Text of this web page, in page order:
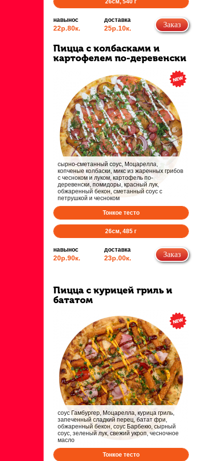
26см,540 г
навынос
22р.80к.
доставка
25р.10к. Заказ
Пицца с колбасками и
картофелем по-деревенски
сырно-сметанный соус, Моцарелла,
копченые колбаски, микс из жаренных грибов
с чесноком и луком, картофель по-
деревенски, помидоры, красный лук,
обжаренный бекон, сметанный соус с
петрушкой и чесноком
Тонкое тесто
26см,485 г
навынос
20р.90к.
доставка
23р.00к. Заказ
Пицца с курицей гриль и
бататом
соус Гамбургер, Моцарелла, курица гриль,
запеченный сладкий перец, батат фри,
обжаренный бекон, соус Барбекю, сырный
соус, зеленый лук, свежий укроп, чесночное
масло
Тонкое тесто